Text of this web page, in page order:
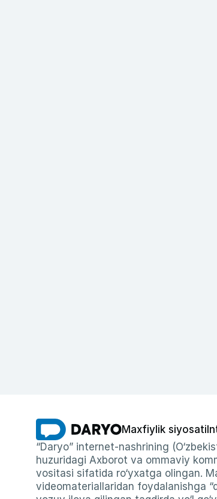
Maxfiylik siyosati
“Daryo” internet-nashrining
huzuridagi Axborot va ommaviy
vositasi sifatida ro‘yxatga olingan.
videomateriallaridan foydalanishga